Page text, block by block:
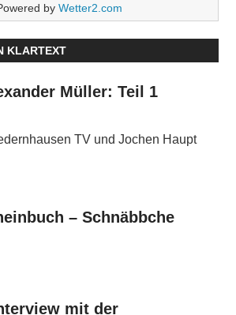
by Wetter2.com
KLARTEXT
Müller: Teil 1
TV und Jochen Haupt
– Schnäbbche
mit der